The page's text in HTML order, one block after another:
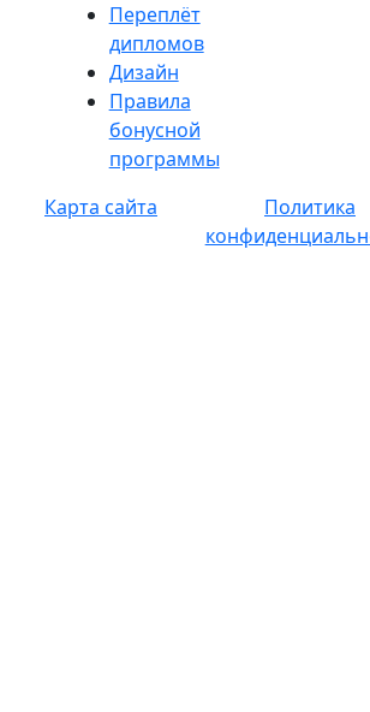
Переплёт
дипломов
Дизайн
Правила
бонусной
программы
Карта сайта
Политика